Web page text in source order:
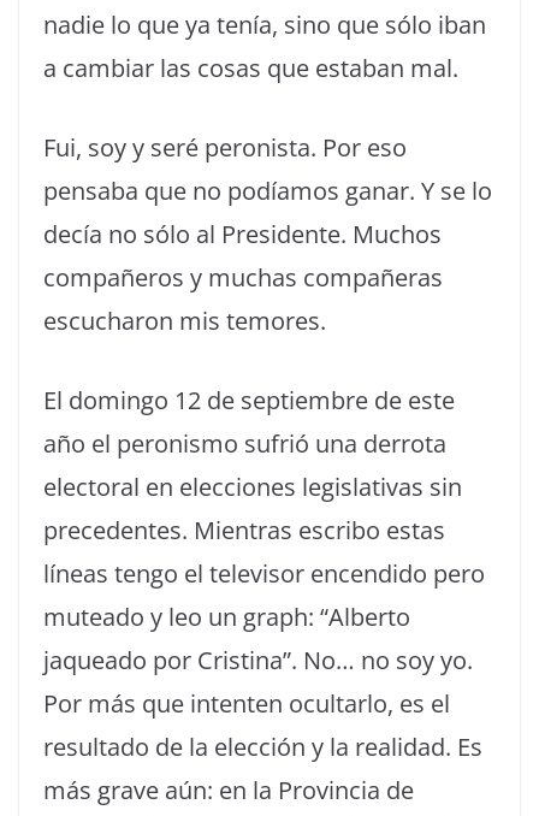
nadie lo que ya tenía, sino que sólo iban
a cambiar las cosas que estaban mal.
Fui, soy y seré peronista. Por eso
pensaba que no podíamos ganar. Y se lo
decía no sólo al Presidente. Muchos
compañeros y muchas compañeras
escucharon mis temores.
El domingo 12 de septiembre de este
año el peronismo sufrió una derrota
electoral en elecciones legislativas sin
precedentes. Mientras escribo estas
líneas tengo el televisor encendido pero
muteado y leo un graph: “Alberto
jaqueado por Cristina”. No… no soy yo.
Por más que intenten ocultarlo, es el
resultado de la elección y la realidad. Es
más grave aún: en la Provincia de